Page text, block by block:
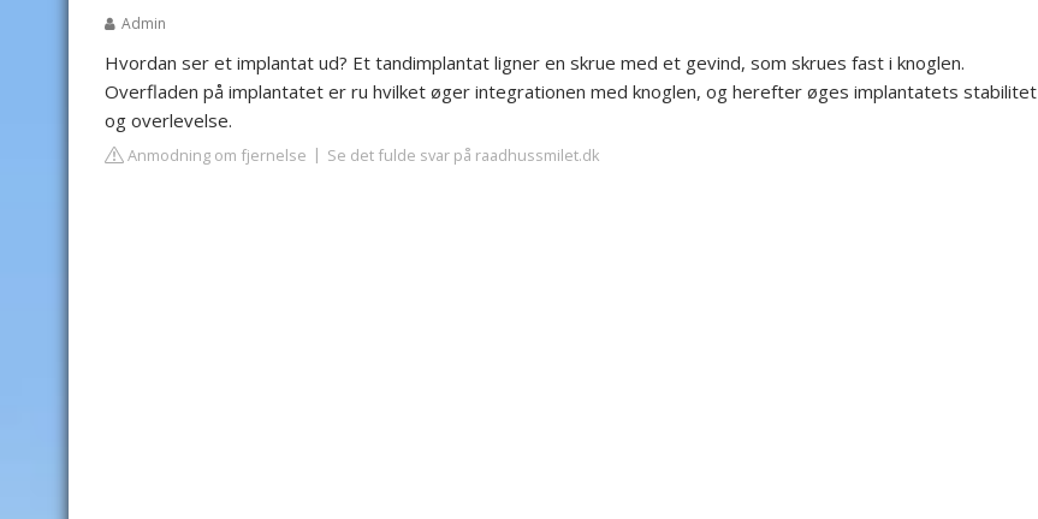
Admin
Hvordan ser et implantat ud? Et tandimplantat ligner en skrue med et gevind, som skrues fast i knoglen.
Overfladen på implantatet er ru hvilket øger integrationen med knoglen, og herefter øges implantatets stabilitet
og overlevelse.
Anmodning om fjernelse Se det fulde svar på raadhussmilet.dk